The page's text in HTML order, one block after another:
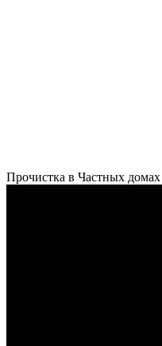
Прочистка в Частных домах